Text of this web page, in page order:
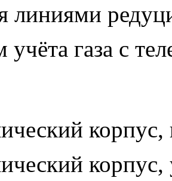
линиями
учёта газа с